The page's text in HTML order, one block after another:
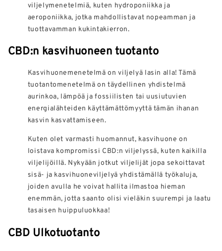
viljelymenetelmiä, kuten hydroponiikka ja
aeroponiikka, jotka mahdollistavat nopeamman ja
tuottavamman kukintakierron.
CBD:n kasvihuoneen tuotanto
Kasvihuonemenetelmä on viljelyä lasin alla! Tämä
tuotantomenetelmä on täydellinen yhdistelmä
aurinkoa, lämpöä ja fossiilisten tai uusiutuvien
energialähteiden käyttämättömyyttä tämän ihanan
kasvin kasvattamiseen.
Kuten olet varmasti huomannut, kasvihuone on
loistava kompromissi CBD:n viljelyssä, kuten kaikilla
viljelijöillä. Nykyään jotkut viljelijät jopa sekoittavat
sisä- ja kasvihuoneviljelyä yhdistämällä työkaluja,
joiden avulla he voivat hallita ilmastoa hieman
enemmän, jotta saanto olisi vieläkin suurempi ja laatu
tasaisen huippuluokkaa!
CBD Ulkotuotanto